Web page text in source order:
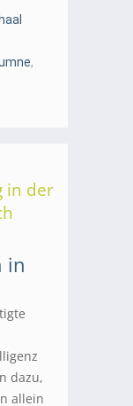
,
in der
in
dazu,
allein